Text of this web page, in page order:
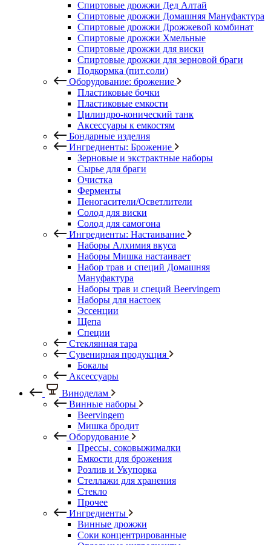
Спиртовые дрожжи Дед Алтай
Спиртовые дрожжи Домашняя Мануфактура
Спиртовые дрожжи Дрожжевой комбинат
Спиртовые дрожжи Хмельные
Спиртовые дрожжи для виски
Спиртовые дрожжи для зерновой браги
Подкормка (пит.соли)
Оборудование: брожение
Пластиковые бочки
Пластиковые емкости
Цилиндро-конический танк
Аксессуары к емкостям
Бондарные изделия
Ингредиенты: Брожение
Зерновые и экстрактные наборы
Сырье для браги
Очистка
Ферменты
Пеногасители/Осветлители
Солод для виски
Солод для самогона
Ингредиенты: Настаивание
Наборы Алхимия вкуса
Наборы Мишка настаивает
Набор трав и специй Домашняя
Мануфактура
Наборы трав и специй Beervingem
Наборы для настоек
Эссенции
Щепа
Специи
Стеклянная тара
Сувенирная продукция
Бокалы
Аксессуары
Виноделам
Винные наборы
Beervingem
Мишка бродит
Оборудование
Прессы, соковыжималки
Емкости для брожения
Розлив и Укупорка
Стеллажи для хранения
Стекло
Прочее
Ингредиенты
Винные дрожжи
Соки концентрированные